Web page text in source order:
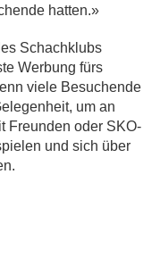
hatten.»
Schachklubs
Werbung fürs
viele Besuchende
um an
Freunden oder SKO-
und sich über